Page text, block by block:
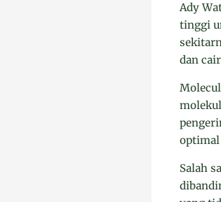
Ady
tinggi
dan
optimal
Salah